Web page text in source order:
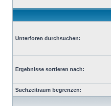
Unterforen durchsuchen:
Ergebnisse sortieren nach:
Suchzeitraum begrenzen: